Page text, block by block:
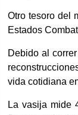
Otro tesoro del
Estados
Debido al
vida cotidiana
La vasija mide